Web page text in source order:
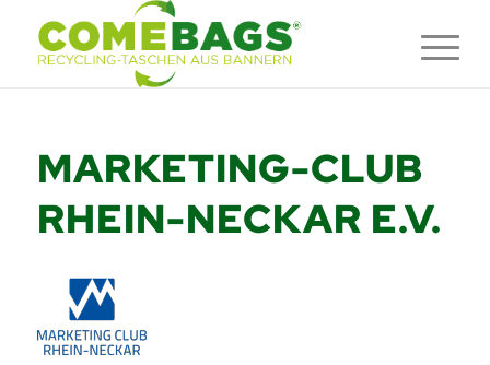
MARKETING-CLUB
RHEIN-NECKAR E.V.